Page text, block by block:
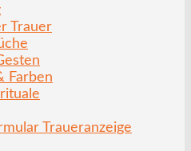
Trauer
Farben
Traueranzeige